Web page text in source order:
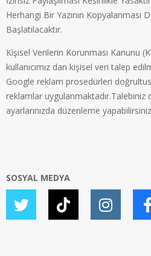
Herhangi Bir Yazının Kopyalanması
Başlatılacaktır.
Kişisel Verilerin Korunması Kanunu
kullanıcımız dan kişisel veri talep
Google reklam prosedürleri
reklamlar uygulanmaktadır.Talebiniz
ayarlarınızda düzenleme
SOSYAL MEDYA